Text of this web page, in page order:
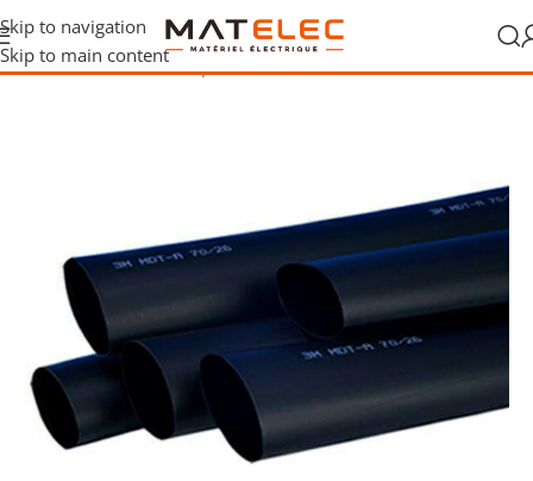
Skip to navigation
Skip to main content
/Isolation et protection/Gaines thermo rétractables